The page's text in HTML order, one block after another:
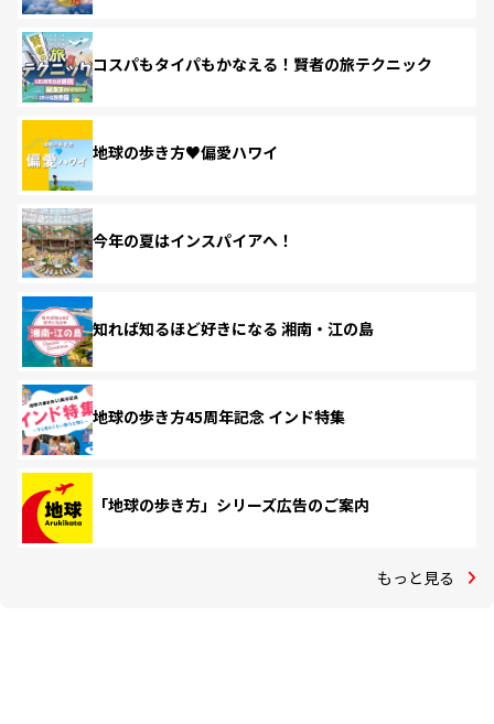
コスパもタイパもかなえる！賢者の旅テクニック
地球の歩き方♥偏愛ハワイ
今年の夏はインスパイアへ！
知れば知るほど好きになる 湘南・江の島
地球の歩き方45周年記念 インド特集
「地球の歩き方」シリーズ広告のご案内
もっと見る